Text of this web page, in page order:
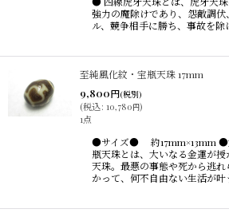
強力の魔除けであり、怨敵調伏
ル、競争相手に勝ち、事故を
至純風化紋・宝瓶天珠 17mm
9,800円(税別)
(税込: 10,780円)
1点
●サイズ● 約17mm×13mm ●
瓶天珠とは、大いなる金運が授
天珠。最悪の事態や死から逃
かって、何不自由ない生活が